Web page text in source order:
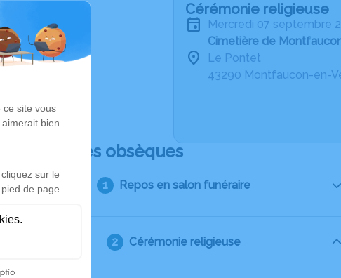
Cérémonie religieuse
mercredi 07 septembre
Cimetière de
Le Pontet
43290 Montfaucon-en-
Déroulé des obsèques
Repos en salon funéraire
Cérémonie religieuse